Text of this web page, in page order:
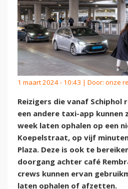
1 maart 2024 - 10:43 | Door: onze
Reizigers die vanaf Schiphol
een andere taxi-app kunnen
week laten ophalen op een
Koepelstraat, op vijf
Plaza. Deze is ook te
doorgang achter café
crews kunnen ervan
laten ophalen of afzetten.